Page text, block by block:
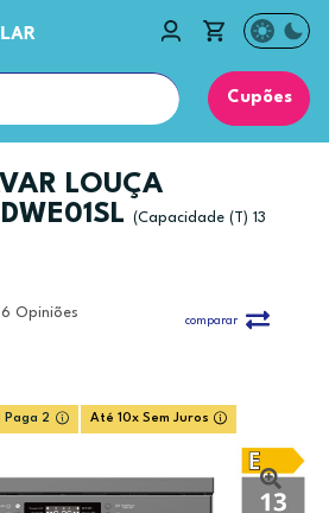
Cupões
LOUÇA
(Capacidade (T) 13
Opiniões
comparar
Paga 2 Até 10x Sem Juros